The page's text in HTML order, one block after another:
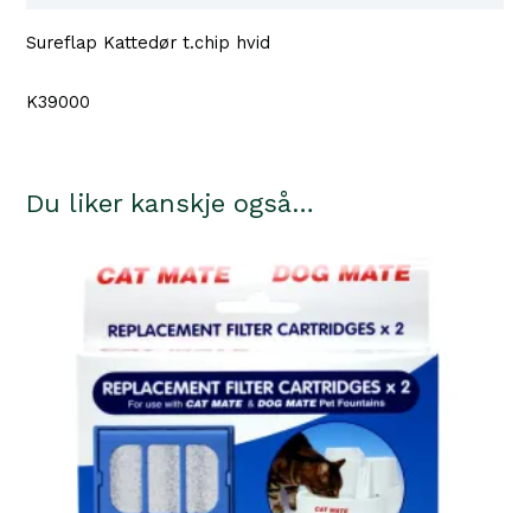
Sureflap Kattedør t.chip hvid
K39000
Du liker kanskje også…